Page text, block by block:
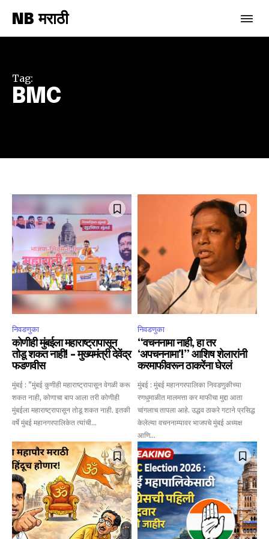
Join our community of
SUBSCRIBERS and be part of the
NB मराठी
Tag:
BMC
निवडणुका
कोणीही मुंबईला महाराष्ट्रापासून
तोडू शकत नाही! – मुख्यमंत्री देवेंद्र
फडणवीस
मुंबई : "मुंबई कुणीही महाराष्ट्रापासून वेगळी करू
शकत नाही, कोणाचा बाप आला तरी कोणीही
मुंबईला महाराष्ट्रापासून तोडू शकत नाही. इतकी
वर्षे मुंबई महानगरपालिकेत त्यांची...
निवडणुका
“वचननामा नाही, हा तर
‘अपचननामा’!” आशिष शेलारांनी
करमाफीवरून ठाकरेंना घेरलं
मुंबई : मुंबई महानगरपालिका निवडणुकीच्या
रणधुमाळीत मालमत्ता कर माफीचा मुद्दा आता
चांगलाच तापला आहे. उद्धव ठाकरे गटाने प्रसिद्ध
केलेल्या वचननाम्यावर भाजपचे मुंबई अध्यक्ष
आणि...